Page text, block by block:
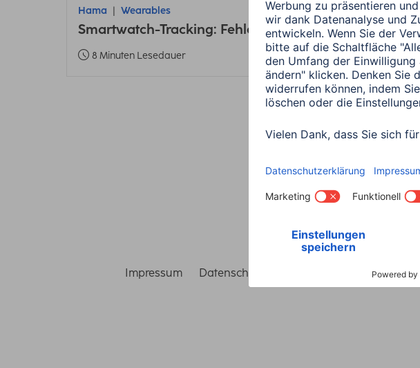
Hama Wearables
Smartwatch-Tracking: Fehler bei Energiesparen
8 Minuten Lesedauer
Impressum Datenschutz Garantiebestimmungen